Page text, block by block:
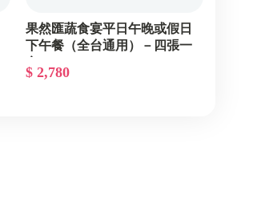
果然匯蔬食宴平日午晚或假日
下午餐（全台通用）－四張一
$ 2,780